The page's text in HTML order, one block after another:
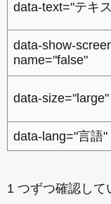
data-text="テキ
data-show-
name="false"
data-size="large"
data-lang="言語"
1 つずつ確認して